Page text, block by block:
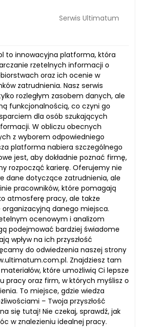
Serwis Ultimatum
to innowacyjna platforma, która
rzetelnych informacji o
oraz ich ocenie w
zatrudnienia. Nasz serwis
rozległym zasobem danych, ale
funkcjonalnością, co czyni go
dla osób szukających
W obliczu obecnych
z wyborem odpowiedniego
platforma nabiera szczególnego
jest, aby dokładnie poznać firmę,
rozpocząć karierę. Oferujemy nie
dane dotyczące zatrudnienia, ale
pracowników, które pomagają
atmosferę pracy, ale także
danego miejsca.
ocenowym i analizom
podejmować bardziej świadome
wpływ na ich przyszłość
do odwiedzenia naszej strony
Znajdziesz tam
które umożliwią Ci lepsze
pracy oraz firm, w których myślisz o
To miejsce, gdzie wiedza
– Twoja przyszłość
się tutaj! Nie czekaj, sprawdź, jak
w znalezieniu idealnej pracy.